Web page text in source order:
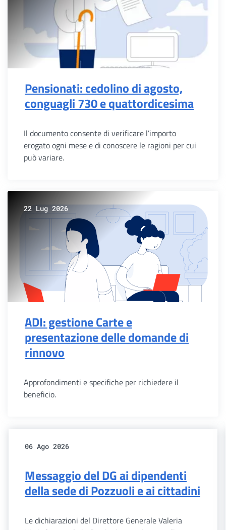
Pensionati: cedolino di agosto,
conguagli 730 e quattordicesima
Il documento consente di verificare l’importo
erogato ogni mese e di conoscere le ragioni per cui
può variare.
22 Lug 2026
ADI: gestione Carte e
presentazione delle domande di
rinnovo
Approfondimenti e specifiche per richiedere il
beneficio.
06 Ago 2026
Messaggio del DG ai dipendenti
della sede di Pozzuoli e ai cittadini
Le dichiarazioni del Direttore Generale Valeria